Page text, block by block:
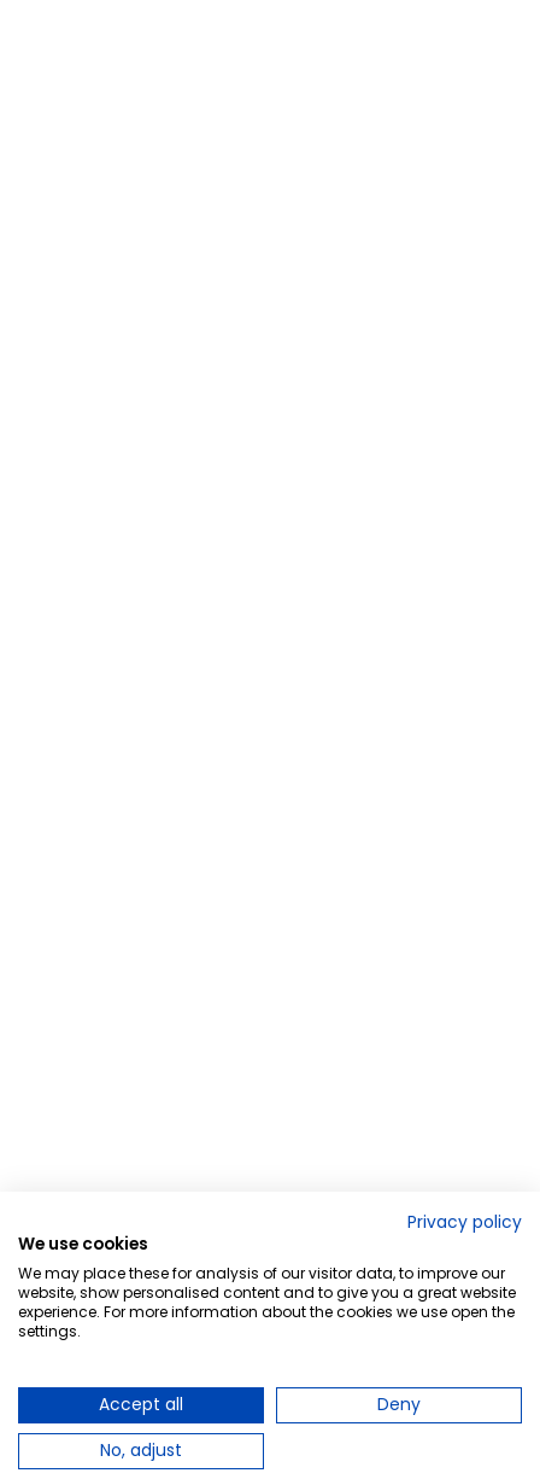
Privacy policy
We use cookies
We may place these for analysis of our visitor data, to improve our
website, show personalised content and to give you a great website
experience. For more information about the cookies we use open the
settings.
Accept all
Deny
No, adjust